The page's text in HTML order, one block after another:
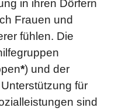
in ihren Dörfern
Frauen und
fühlen. Die
*) und der
für
sind